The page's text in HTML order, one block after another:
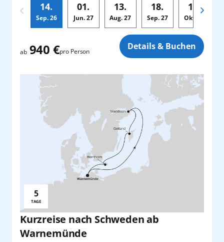
14.
Sep.26
01.
Jun.27
13.
Aug. 27
18.
Sep.27
17.
Okt.
ab 940 €pro Person Details & Buchen
Kurzreise nach Schweden ab
Warnemünde
Reisedauer:
5
TAGE